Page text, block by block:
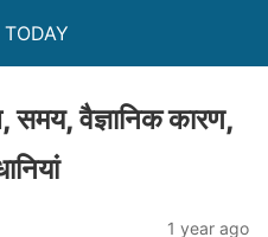
TODAY
वैज्ञानिक कारण,
1 year ago